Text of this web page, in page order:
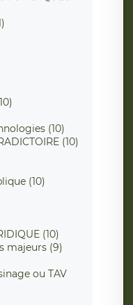
(10)
(10)
(10)
(10)
majeurs (9)
ou TAV